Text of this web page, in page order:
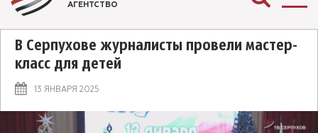
АГЕНТСТВО
В Серпухове журналисты провели мастер-
класс для детей
13 ЯНВАРЯ 2025